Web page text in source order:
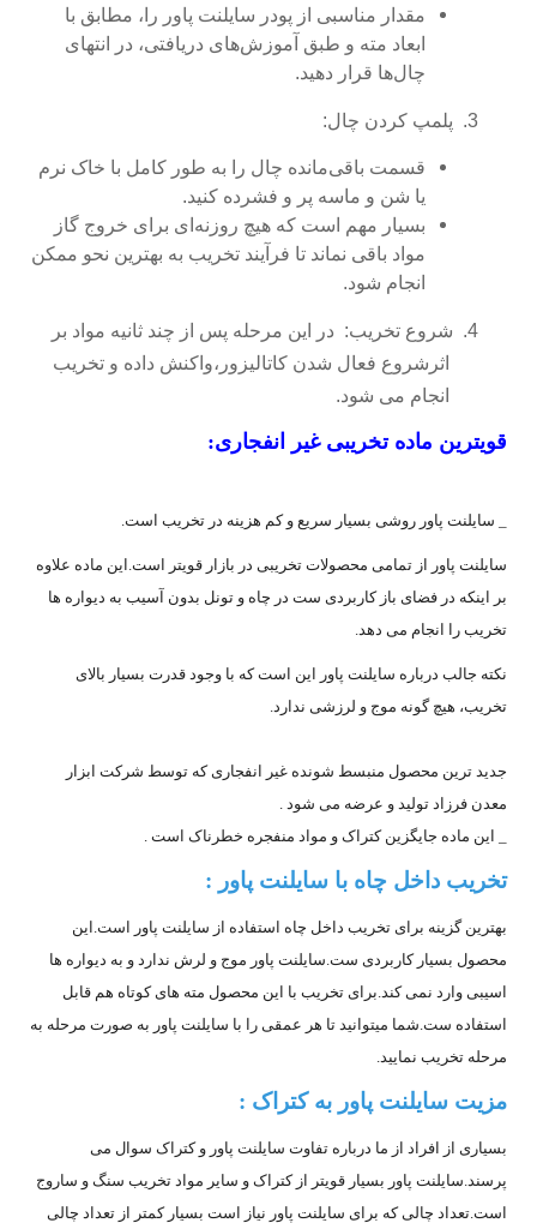
مقدار مناسبی از پودر سایلنت پاور را، مطابق با
ابعاد مته و طبق آموزش‌های دریافتی، در انتهای
چال‌ها قرار دهید.
3. پلمپ کردن چال:
قسمت باقی‌مانده چال را به طور کامل با خاک نرم
یا شن و ماسه پر و فشرده کنید.
بسیار مهم است که هیچ روزنه‌ای برای خروج گاز
مواد باقی نماند تا فرآیند تخریب به بهترین نحو ممکن
انجام شود.
4. شروع تخریب: در این مرحله پس از چند ثانیه مواد بر
اثرشروع فعال شدن کاتالیزور،واکنش داده و تخریب
انجام می شود.
قویترین ماده تخریبی غیر انفجاری:
_ سایلنت پاور روشی بسیار سریع و کم هزینه در تخریب است.
سایلنت پاور از تمامی محصولات تخریبی در بازار قویتر است.این ماده علاوه
بر اینکه در فضای باز کاربردی ست در چاه و تونل بدون آسیب به دیواره ها
تخریب را انجام می دهد.
نکته جالب درباره سایلنت پاور این است که با وجود قدرت بسیار بالای
تخریب، هیچ گونه موج و لرزشی ندارد.
جدید ترین محصول منبسط شونده غیر انفجاری که توسط شرکت ابزار
معدن فرزاد تولید و عرضه می شود .
_ این ماده جایگزین کتراک و مواد منفجره خطرناک است .
تخریب داخل چاه با سایلنت پاور :
بهترین گزینه برای تخریب داخل چاه استفاده از سایلنت پاور است.این
محصول بسیار کاربردی ست.سایلنت پاور موج و لرش ندارد و به دیواره ها
اسیبی وارد نمی کند.برای تخریب با این محصول مته های کوتاه هم قابل
استفاده ست.شما میتوانید تا هر عمقی را با سایلنت پاور به صورت مرحله به
مرحله تخریب نمایید.
مزیت سایلنت پاور به کتراک :
بسیاری از افراد از ما درباره تفاوت سایلنت پاور و کتراک سوال می
پرسند.سایلنت پاور بسیار قویتر از کتراک و سایر مواد تخریب سنگ و ساروج
است.تعداد چالی که برای سایلنت پاور نیاز است بسیار کمتر از تعداد چالی